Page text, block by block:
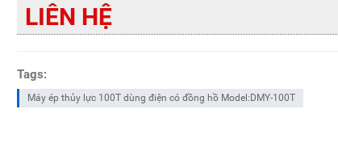
LIÊN HỆ
Tags:
Máy ép thủy lực 100T dùng điện có đồng hồ Model:DMY-100T